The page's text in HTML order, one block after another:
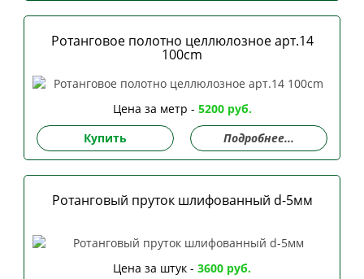
Ротанговое полотно целлюлозное арт.14
100сm
Цена за метр - 5200 руб.
Купить
Подробнее...
Ротанговый пруток шлифованный d-5мм
Цена за штук - 3600 руб.